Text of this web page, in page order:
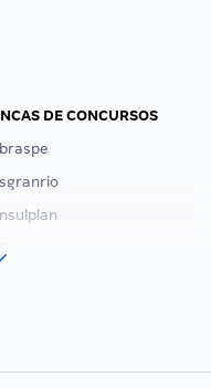
DE CONCURSOS